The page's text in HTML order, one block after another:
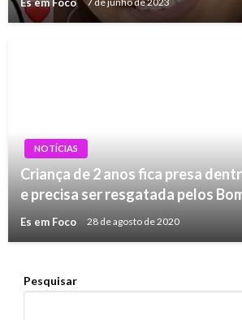
Es em Foco 7 de junho de 2023
NOTÍCIAS
Criança de 2 anos fica presa
e precisa ser resgatada pelos
Es em Foco 28 de agosto de 2020
Pesquisar